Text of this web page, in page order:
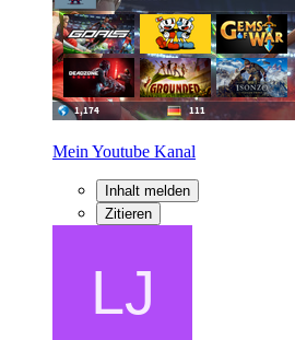
Mein Youtube Kanal
Inhalt melden
Zitieren